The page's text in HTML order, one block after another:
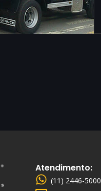
Atendimento:
(11) 2446-5000